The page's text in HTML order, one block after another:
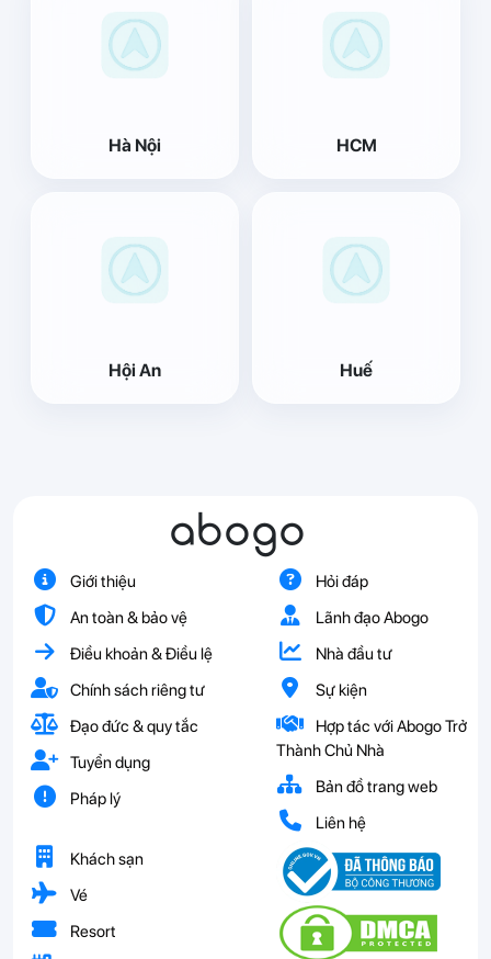
Hà Nội HCM
Hội An Huế
abogo
Giới thiệu
An toàn & bảo vệ
Điều khoản & Điều lệ
Chính sách riêng tư
Đạo đức & quy tắc
Tuyển dụng
Pháp lý
Hỏi đáp
Lãnh đạo Abogo
Nhà đầu tư
Sự kiện
Hợp tác với Abogo Trở
Thành Chủ Nhà
Bản đồ trang web
Liên hệ
Khách sạn
Vé
Resort